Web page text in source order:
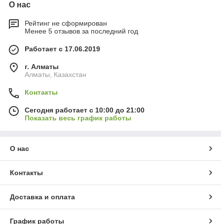
О нас
Рейтинг не сформирован
Менее 5 отзывов за последний год
Работает с 17.06.2019
г. Алматы
Алматы, Казахстан
Контакты
Сегодня работает с 10:00 до 21:00
Показать весь график работы
О нас
Контакты
Доставка и оплата
График работы